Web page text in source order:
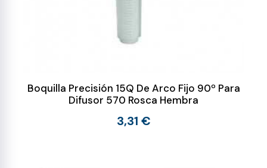
Boquilla Precisión 15Q De Arco Fijo 90º Para
Difusor 570 Rosca Hembra
3,31 €